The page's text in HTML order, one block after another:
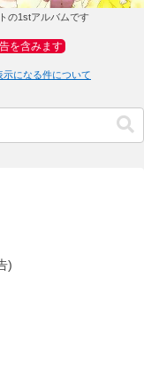
の1stアルバムです
を含みます
示になる件について
)